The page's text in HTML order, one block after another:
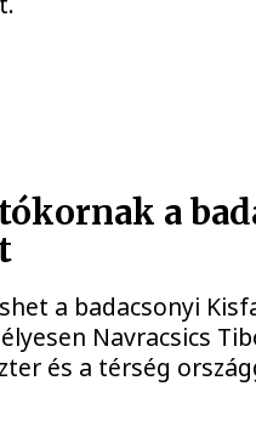
a
a badacsonyi
Navracsics
és a térség